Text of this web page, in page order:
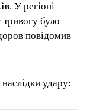
. У регіоні
було
повідомив
удару: